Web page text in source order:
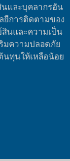
นและบุคลากรอัน
ยีการติดตามของ
นและความเป็น
มความปลอดภัย
นทุนให้เหลือน้อย